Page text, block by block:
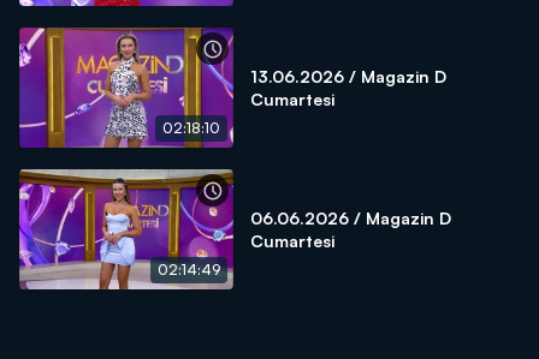
02:18:10
13.06.2026 / Magazin D
Cumartesi
02:14:49
06.06.2026 / Magazin D
Cumartesi